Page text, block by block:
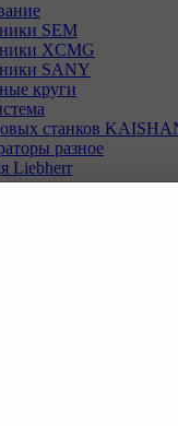
SEM
XCMG
SANY
круги
станков
разное
Liebherr
и
для СТО